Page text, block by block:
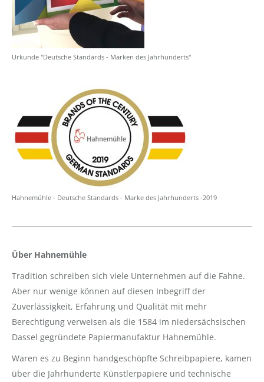
Urkunde "Deutsche Standards - Marken des Jahrhunderts"
Hahnemühle - Deutsche Standards - Marke des Jahrhunderts -2019
Über Hahnemühle
Tradition schreiben sich viele Unternehmen auf die Fahne.
Aber nur wenige können auf diesen Inbegriff der
Zuverlässigkeit, Erfahrung und Qualität mit mehr
Berechtigung verweisen als die 1584 im niedersächsischen
Dassel gegründete Papiermanufaktur Hahnemühle.
Waren es zu Beginn handgeschöpfte Schreibpapiere, kamen
über die Jahrhunderte Künstlerpapiere und technische